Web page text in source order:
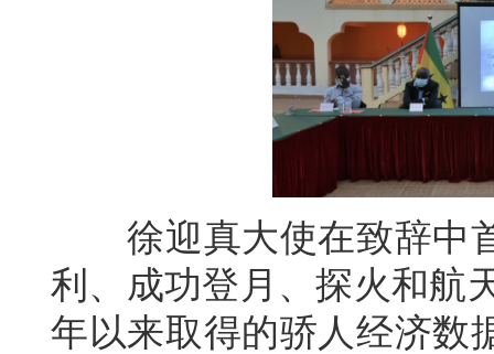
徐迎真大使在致辞中首
利、成功登月、探火和航
年以来取得的骄人经济数